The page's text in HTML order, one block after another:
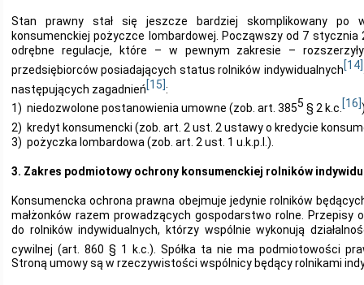
Stan prawny stał się jeszcze bardziej skomplikowany
konsumenckiej pożyczce lombardowej. Począwszy od 7 stycznia
odrębne regulacje, które – w pewnym zakresie –
przedsiębiorców posiadających status rolników indywidualnych[14]
następujących zagadnień[15]:
1) niedozwolone postanowienia umowne (zob. art. 3855 § 2 k.c. [16]
2) kredyt konsumencki (zob. art. 2 ust. 2 ustawy o kredycie
3) pożyczka lombardowa (zob. art. 2 ust. 1 u.k.p.l.).
3. Zakres podmiotowy ochrony konsumenckiej rolników
Konsumencka ochrona prawna obejmuje jedynie rolników
małżonków razem prowadzących gospodarstwo rolne. Przepisy
do rolników indywidualnych, którzy wspólnie wykonują
cywilnej (art. 860 § 1 k.c.). Spółka ta nie ma podmiotowości
Stroną umowy są w rzeczywistości wspólnicy będący rolnikami